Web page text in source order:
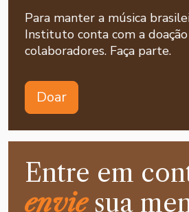
Para manter a música
Instituto conta com a
colaboradores. Faça parte.
Doar
Entre em
enviesua